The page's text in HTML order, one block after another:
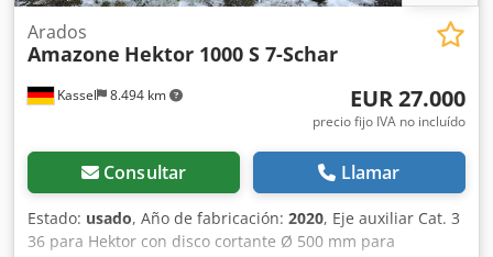
Kassel 8.494 km
Arados
Amazone Hektor 1000 S 7-Schar
EUR 27.000
precio fijo IVA no incluído
Consultar Llamar
Estado: usado, Año de fabricación: 2020, Eje auxiliar Cat. 3
36 para Hektor con disco cortante Ø 500 mm para